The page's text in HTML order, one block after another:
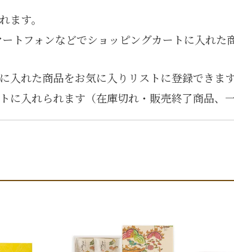
ます。
トフォンなどでショッピングカートに入れた
れた商品をお気に入りリストに登録できます
入れられます（在庫切れ・販売終了商品、